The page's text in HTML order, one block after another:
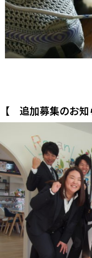
【 追加募集のお